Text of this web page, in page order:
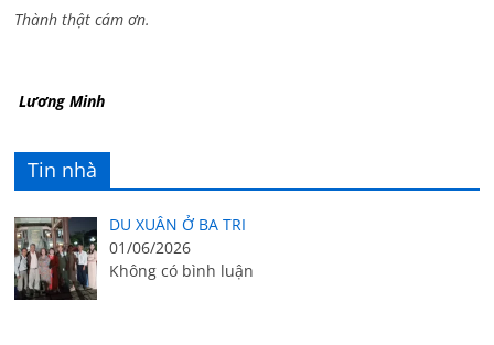
Thành thật cám ơn.
Lương Minh
Tin nhà
DU XUÂN Ở BA TRI
01/06/2026
Không có bình luận